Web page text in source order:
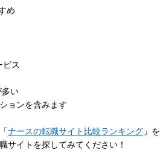
め
ビス
多い
ョンを含みます
ナースの転職サイト比較ランキング 」を
サイトを探してみてください！